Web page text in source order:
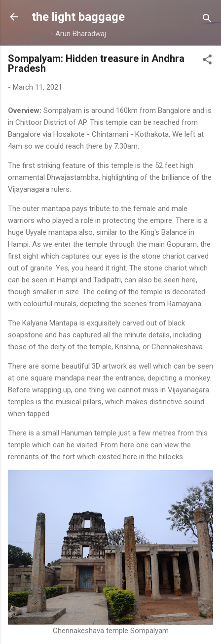
Skip to main content
the light baggage
- Arun Bharadwaj
Sompalyam: Hidden treasure in Andhra
Pradesh
- March 11, 2021
Overview: Sompalyam is around 160km from Bangalore and is
in Chittoor District of AP. This temple can be reached from
Bangalore via Hosakote - Chintamani - Kothakota. We left at
4am so we could reach there by 7:30am.
The first striking feature of this temple is the 52 feet high
ornamental Dhwajastambha, highlighting of the brilliance of the
Vijayanagara rulers.
The outer mantapa pays tribute to the female and male
warriors who played a role in protecting the empire. There is a
huge Uyyale mantapa also, similar to the King's Balance in
Hampi. As we enter the temple through the main Gopuram, the
first sight which captures our eyes is the stone chariot carved
out of granite. Yes, you heard it right. The stone chariot which
can be seen in Hampi and Tadipatri, can also be seen here,
though smaller in size. The ceiling of the temple is decorated
with colourful murals, depicting the scenes from Ramayana.
The Kalyana Mantapa is exquisitely carved out of black
soapstone and has captured all the minute details, including
those of the deity of the temple, Krishna, or Chennakeshava.
There are some beautiful 3D artwork as well which can be seen
at one square mandapa near the entrance, depicting a monkey.
Before wrapping up, one thing we cannot miss in Vijayanagara
temples is the musical pillars, which makes distinctive sound
when tapped.
There is a small Hanuman temple just a few metres from this
temple which can be visited. From here one can view the
remnants of the fort which existed here in the hillocks.
Chennakeshava temple Sompalyam